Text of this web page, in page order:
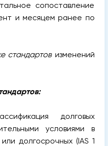
сопоставление
и месяцем ранее по
стандартовизменений
:
долговых
условиями в
долгосрочных (IAS 1